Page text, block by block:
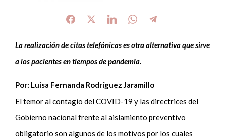
La realización de citas telefónicas es otra alternativa que sirve
a los pacientes en tiempos de pandemia.
Por: Luisa Fernanda Rodríguez Jaramillo
El temor al contagio del COVID-19 y las directrices del
Gobierno nacional frente al aislamiento preventivo
obligatorio son algunos de los motivos por los cuales